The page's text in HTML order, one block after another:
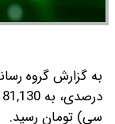
به گزارش گروه
سی) تومان رسید.